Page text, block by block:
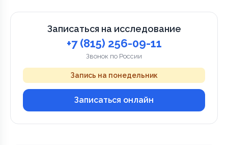
Записаться на исследование
+7 (815) 256-09-11
Звонок по России
Запись на понедельник
Записаться онлайн